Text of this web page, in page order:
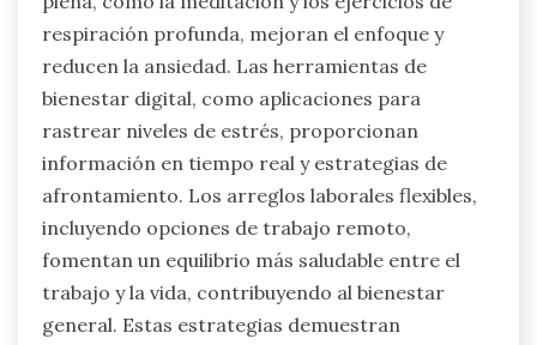
respiración profunda, mejoran el enfoque y
reducen la ansiedad. Las herramientas de
bienestar digital, como aplicaciones para
rastrear niveles de estrés, proporcionan
información en tiempo real y estrategias de
afrontamiento. Los arreglos laborales flexibles,
incluyendo opciones de trabajo remoto,
fomentan un equilibrio más saludable entre el
trabajo y la vida, contribuyendo al bienestar
general. Estas estrategias demuestran